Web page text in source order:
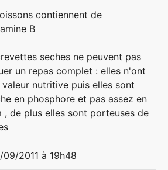
contiennent de
B
seches ne peuvent pas
un repas complet : elles n'ont
valeur nutritive puis elles sont
en phosphore et pas assez en
, de plus elles sont porteuses de
09/2011 à 19h48